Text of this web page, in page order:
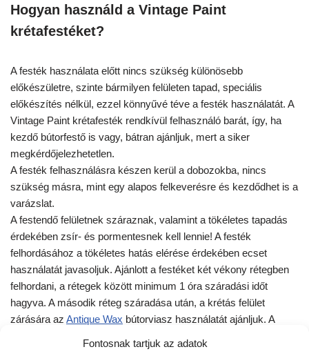
Fontosnak tartjuk az adatok
Hogyan használd a Vintage Paint
krétafestéket?
A festék használata előtt nincs szükség különösebb
előkészületre, szinte bármilyen felületen tapad, speciális
előkészítés nélkül, ezzel könnyűvé téve a festék használatát. A
Vintage Paint krétafesték rendkívül felhasználó barát, így, ha
kezdő bútorfestő is vagy, bátran ajánljuk, mert a siker
megkérdőjelezhetetlen.
A festék felhasználásra készen kerül a dobozokba, nincs
szükség másra, mint egy alapos felkeverésre és kezdődhet is a
varázslat.
A festendő felületnek száraznak, valamint a tökéletes tapadás
érdekében zsír- és pormentesnek kell lennie! A festék
felhordásához a tökéletes hatás elérése érdekében ecset
használatát javasoljuk. Ajánlott a festéket két vékony rétegben
felhordani, a rétegek között minimum 1 óra száradási időt
hagyva. A második réteg száradása után, a krétás felület
zárására az Antique Wax bútorviasz használatát ajánljuk. A
tisztíthatóbbá tehetjük. A nagyobb igénybevételnek kitett